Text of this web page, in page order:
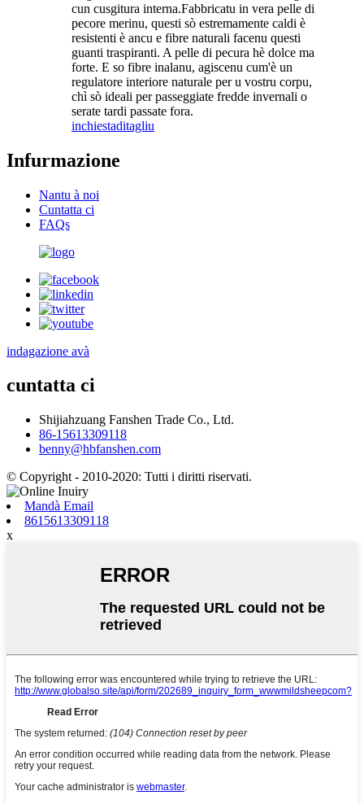
cun cusgitura interna.Fabbricatu in vera pelle di
pecore merinu, questi sò estremamente caldi è
resistenti è ancu e fibre naturali facenu questi
guanti traspiranti. A pelle di pecura hè dolce ma
forte. E so fibre inalanu, agiscenu cum'è un
regulatore interiore naturale per u vostru corpu,
chì sò ideali per passeggiate fredde invernali o
serate tardi passate fora.
inchiestaditagliu
Infurmazione
Nantu à noi
Cuntatta ci
FAQs
indagazione avà
cuntatta ci
Shijiahzuang Fanshen Trade Co., Ltd.
86-15613309118
benny@hbfanshen.com
© Copyright - 2010-2020: Tutti i diritti riservati.
Mandà Email
8615613309118
x